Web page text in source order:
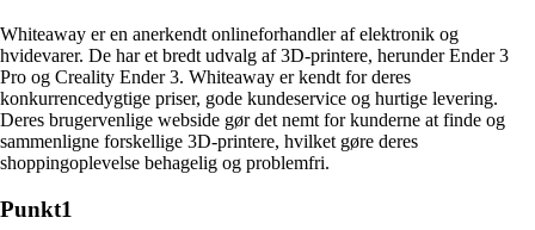
Whiteaway er en anerkendt onlineforhandler af elektronik og
hvidevarer. De har et bredt udvalg af 3D-printere, herunder Ender 3
Pro og Creality Ender 3. Whiteaway er kendt for deres
konkurrencedygtige priser, gode kundeservice og hurtige levering.
Deres brugervenlige webside gør det nemt for kunderne at finde og
sammenligne forskellige 3D-printere, hvilket gøre deres
shoppingoplevelse behagelig og problemfri.
Punkt1